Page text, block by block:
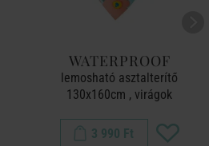
WATERPROOF
lemosható asztalterítő
130x160cm , virágok
3 990 Ft